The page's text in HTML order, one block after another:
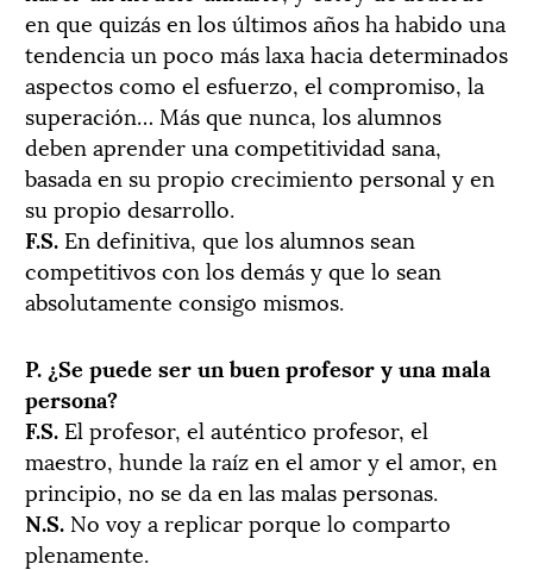
en que quizás en los últimos años ha habido una
tendencia un poco más laxa hacia determinados
aspectos como el esfuerzo, el compromiso, la
superación… Más que nunca, los alumnos
deben aprender una competitividad sana,
basada en su propio crecimiento personal y en
su propio desarrollo.
F.S. En definitiva, que los alumnos sean
competitivos con los demás y que lo sean
absolutamente consigo mismos.
P. ¿Se puede ser un buen profesor y una mala
persona?
F.S. El profesor, el auténtico profesor, el
maestro, hunde la raíz en el amor y el amor, en
principio, no se da en las malas personas.
N.S. No voy a replicar porque lo comparto
plenamente.